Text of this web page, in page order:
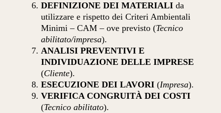
DEFINIZIONE DEI MATERIALI da
utilizzare e rispetto dei Criteri Ambientali
Minimi – CAM – ove previsto (Tecnico
abilitato/impresa).
ANALISI PREVENTIVI E
INDIVIDUAZIONE DELLE IMPRESE
(Cliente).
ESECUZIONE DEI LAVORI (Impresa).
VERIFICA CONGRUITÀ DEI COSTI
(Tecnico abilitato).